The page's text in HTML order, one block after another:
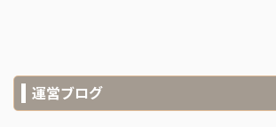
運営ブログ